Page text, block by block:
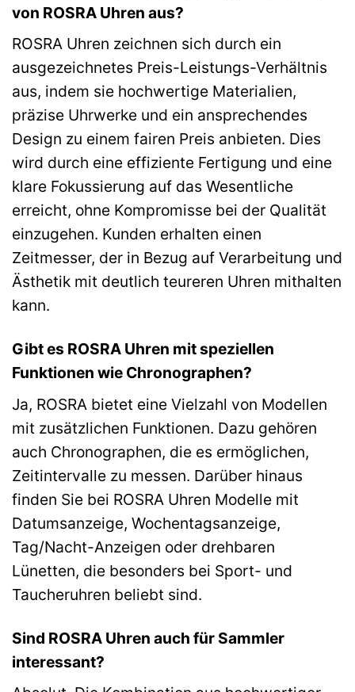
von ROSRA Uhren aus?
ROSRA Uhren zeichnen sich durch ein
ausgezeichnetes Preis-Leistungs-Verhältnis
aus, indem sie hochwertige Materialien,
präzise Uhrwerke und ein ansprechendes
Design zu einem fairen Preis anbieten. Dies
wird durch eine effiziente Fertigung und eine
klare Fokussierung auf das Wesentliche
erreicht, ohne Kompromisse bei der Qualität
einzugehen. Kunden erhalten einen
Zeitmesser, der in Bezug auf Verarbeitung und
Ästhetik mit deutlich teureren Uhren mithalten
kann.
Gibt es ROSRA Uhren mit speziellen
Funktionen wie Chronographen?
Ja, ROSRA bietet eine Vielzahl von Modellen
mit zusätzlichen Funktionen. Dazu gehören
auch Chronographen, die es ermöglichen,
Zeitintervalle zu messen. Darüber hinaus
finden Sie bei ROSRA Uhren Modelle mit
Datumsanzeige, Wochentagsanzeige,
Tag/Nacht-Anzeigen oder drehbaren
Lünetten, die besonders bei Sport- und
Taucheruhren beliebt sind.
Sind ROSRA Uhren auch für Sammler
interessant?